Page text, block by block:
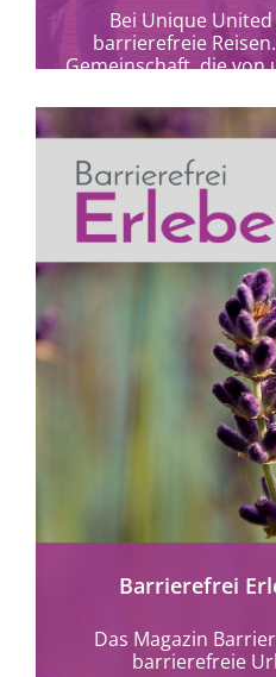
Bei Unique
barrierefreie
Gemeinschaft, die
mehr
Barrierefrei
Das Magazin
barrierefreie